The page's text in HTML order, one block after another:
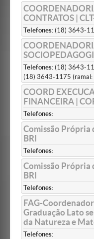
CONTRATOS |
Telefones: (18) 3643-
Telefones: (18) 3643-
(18) 3643-1175 (ramal:
COORD
FINANCEIRA |
Telefones:
Comissão Própria
BRI
Telefones:
Comissão Própria
BRI
Telefones:
FAG-
Graduação Lato
da Natureza e
Telefones: